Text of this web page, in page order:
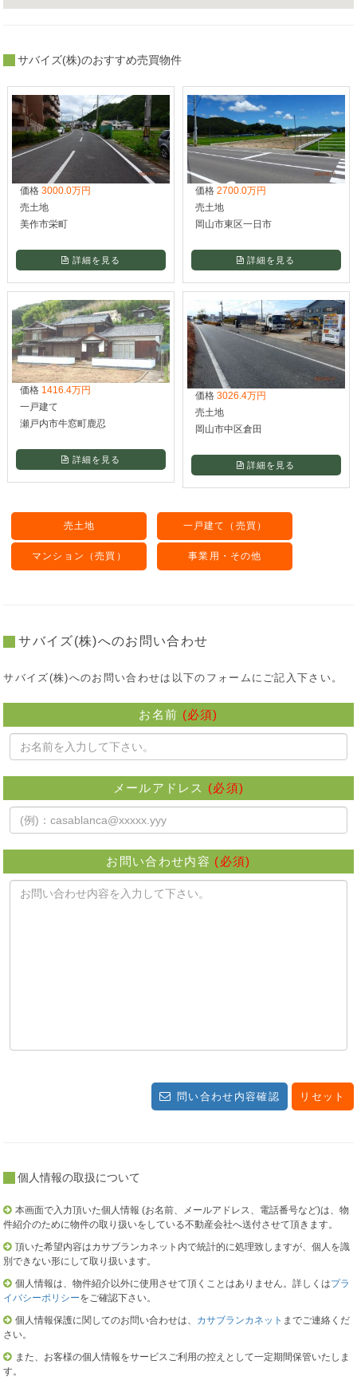
サバイズ(株)のおすすめ売買物件
価格3000.0万円
売土地
美作市栄町
詳細を見る
価格 2700.0万円
売土地
岡山市東区一日市
詳細を見る
価格 1416.4万円
一戸建て
瀬戸内市牛窓町鹿忍
詳細を見る
価格 3026.4万円
売土地
岡山市中区倉田
詳細を見る
売土地 一戸建て（売買）
マンション（売買） 事業用・その他
サバイズ(株)へのお問い合わせ
サバイズ(株)へのお問い合わせは以下のフォームにご記入下さい。
お名前 (必須)
メールアドレス (必須)
お問い合わせ内容 (必須)
問い合わせ内容確認 リセット
個人情報の取扱について
本画面で入力頂いた個人情報 (お名前、メールアドレス、電話番号など)は、物
件紹介のために物件の取り扱いをしている不動産会社へ送付させて頂きます。
頂いた希望内容はカサブランカネット内で統計的に処理致しますが、個人を識
別できない形にして取り扱います。
個人情報は、物件紹介以外に使用させて頂くことはありません。詳しくはプラ
イバシーポリシーをご確認下さい。
個人情報保護に関してのお問い合わせは、 カサブランカネット までご連絡くだ
さい。
また、お客様の個人情報をサービスご利用の控えとして一定期間保管いたしま
す。